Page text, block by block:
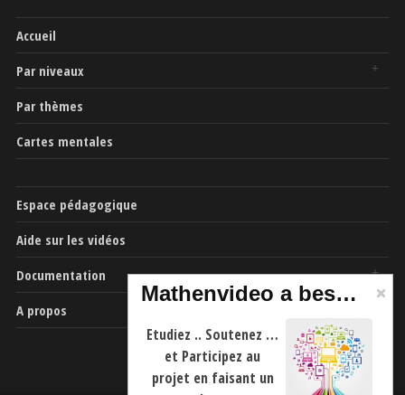
Accueil
Par niveaux
Par thèmes
Cartes mentales
Espace pédagogique
Aide sur les vidéos
Documentation
A propos
Mathenvideo a besoin de vous
Etudiez .. Soutenez …
et Participez au
projet en faisant un